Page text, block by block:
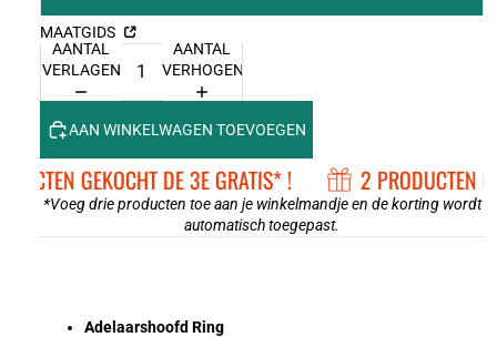
MAATGIDS
AANTAL
VERLAGEN
AANTAL
VERHOGEN
AAN WINKELWAGEN TOEVOEGEN
GEKOCHT DE 3E GRATIS* ! 2 PRODUCTEN
*Voeg drie producten toe aan je winkelmandje en de korting wordt
automatisch toegepast.
Adelaarshoofd Ring